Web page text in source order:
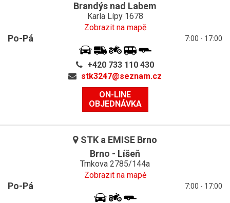
Brandýs nad Labem
Karla Lípy 1678
Zobrazit na mapě
Po-Pá 7:00 - 17:00
+420 733 110 430
stk3247@seznam.cz
ON-LINE
OBJEDNÁVKA
STK a EMISE Brno
Brno - Líšeň
Trnkova 2785/144a
Zobrazit na mapě
Po-Pá 7:00 - 17:00